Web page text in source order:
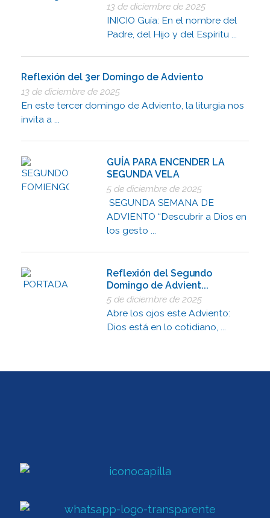
13 de diciembre de 2025
INICIO Guía: En el nombre del
Padre, del Hijo y del Espíritu ...
Reflexión del 3er Domingo de Adviento
13 de diciembre de 2025
En este tercer domingo de Adviento, la liturgia nos
invita a ...
GUÍA PARA ENCENDER LA
SEGUNDA VELA
5 de diciembre de 2025
SEGUNDA SEMANA DE
ADVIENTO “Descubrir a Dios en
los gesto ...
Reflexión del Segundo
Domingo de Advient...
5 de diciembre de 2025
Abre los ojos este Adviento:
Dios está en lo cotidiano, ...